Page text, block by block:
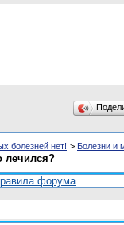
болезней нет! > Болезни и
лечился?
форума